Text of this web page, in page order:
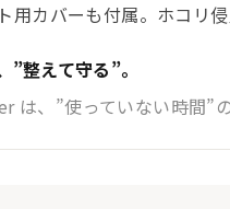
用カバーも付属。ホコリ
”整えて守る”。
、”使っていない時間”